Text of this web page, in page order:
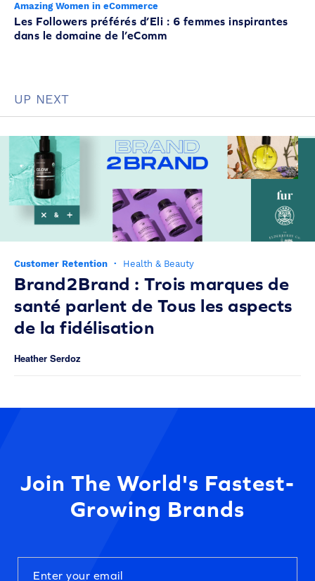
Amazing Women in eCommerce
Les Followers préférés d’Eli : 6 femmes inspirantes
dans le domaine de l’eComm
UP NEXT
Customer Retention · Health & Beauty
Brand2Brand : Trois marques de
santé parlent de Tous les aspects
de la fidélisation
Heather Serdoz
Join The World's Fastest-
Growing Brands